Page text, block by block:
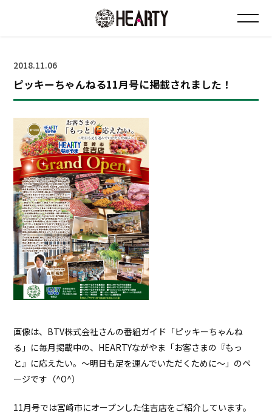
チラシ情報
店舗について
会社について
採用について
Instagram
2018.11.06
ピッキーちゃんねる11月号に掲載されました！
画像は、BTV株式会社さんの番組ガイド「ピッキーちゃんね
る」に毎月掲載中の、HEARTYながやま「お客さまの『もっ
と』に応えたい。～明日も足を運んでいただくために～」のペ
ージです（^O^）
11月号では宮崎市にオープンした住吉店をご紹介しています。